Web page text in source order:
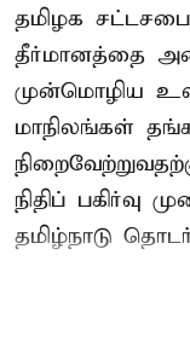
தமிழக
தீர்மானத்தை
முன்மொழிய
மாநிலங்கள்
நிதிப் பகிர்வு
தமிழ்நாடு